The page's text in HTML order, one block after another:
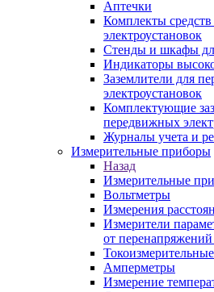
Аптечки
Комплекты
электроустановок
Стенды и шкафы
Индикаторы
Заземлители для
электроустановок
Комплектующие
передвижных
Журналы учета и
Измерительные приборы
Назад
Измерительные
Вольтметры
Измерения
Измерители
от
Амперметры
Измерение